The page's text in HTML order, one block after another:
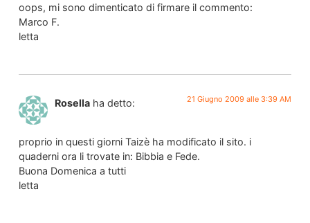
oops, mi sono dimenticato di firmare il commento:
Marco F.
letta
Rosella ha detto: 21 Giugno 2009 alle 3:39 AM
proprio in questi giorni Taizè ha modificato il sito. i
quaderni ora li trovate in: Bibbia e Fede.
Buona Domenica a tutti
letta